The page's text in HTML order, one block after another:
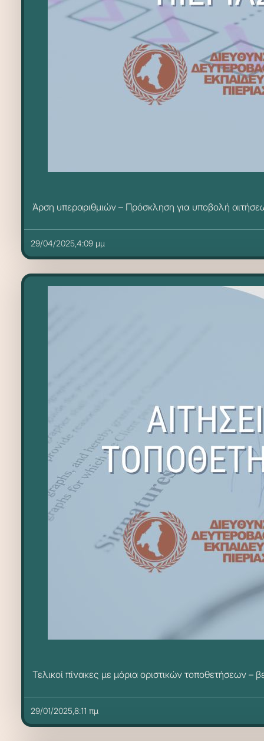
Άρση υπεραριθμιών – Πρόσκληση για υποβολή
29/04/2025,4:09 μμ
Τελικοί πίνακες με μόρια οριστικών τοποθετήσεων
29/01/2025,8:11 πμ